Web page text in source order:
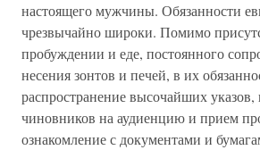
настоящего мужчины. Обязанности
чрезвычайно широки. Помимо
пробуждении и еде, постоянного
несения зонтов и печей, в их
распространение высочайших
чиновников на аудиенцию и прием
ознакомление с документами и